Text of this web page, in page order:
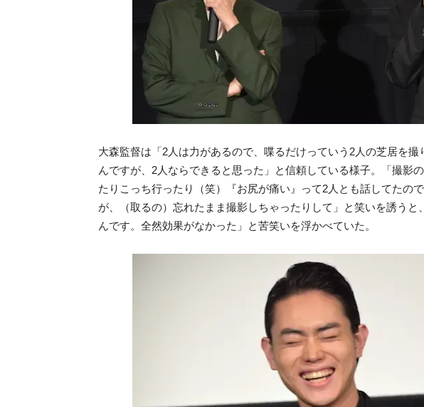
大森監督は「2人は力があるので、喋るだけっていう2人の芝居を
んですが、2人ならできると思った」と信頼している様子。「撮影
たりこっち行ったり（笑）『お尻が痛い』って2人とも話してたの
が、（取るの）忘れたまま撮影しちゃったりして」と笑いを誘うと
んです。全然効果がなかった」と苦笑いを浮かべていた。